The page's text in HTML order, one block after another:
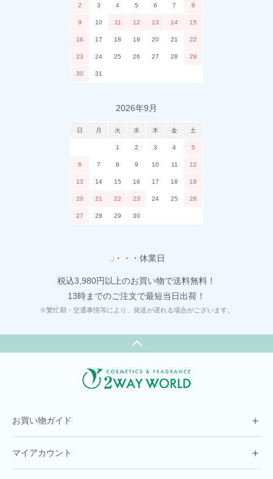
2 3 4 5 6 7 8
9 10 11 12 13 14 15
16 17 18 19 20 21 22
23 24 25 26 27 28 29
30 31
2026年9月
日 月 火 水 木 金 土
1 2 3 4 5
6 7 8 9 10 11 12
13 14 15 16 17 18 19
20 21 22 23 24 25 26
27 28 29 30
■ ・・・休業日
税込3,980円以上のお買い物で送料無料！
13時までのご注文で最短当日出荷！
※繁忙期・交通事情等により、発送が遅れる場合がございます。
お買い物ガイド ＋
マイアカウント ＋